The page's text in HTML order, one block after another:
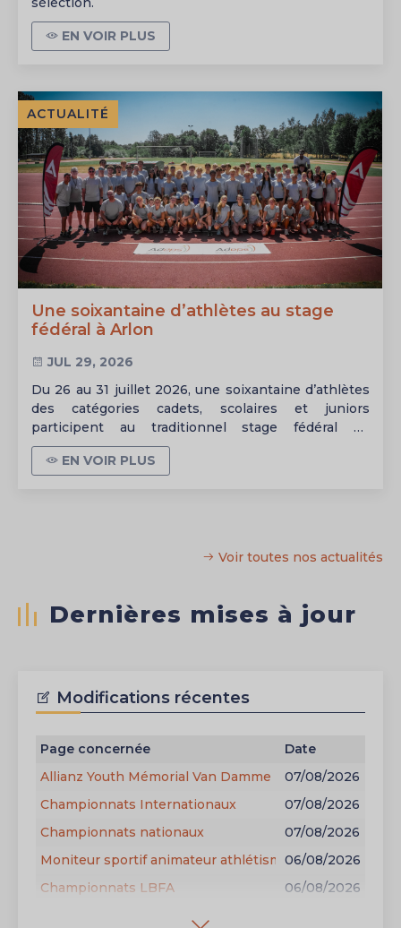
EN VOIR PLUS
ACTUALITÉ
Une soixantaine d’athlètes au stage
fédéral à Arlon
JUL 29, 2026
Du 26 au 31 juillet 2026, une soixantaine d’athlètes
des catégories cadets, scolaires et juniors
participent au traditionnel stage fédéral de
perfectionnement, organisé au Centre ADEPS de
l’Hydrion à Arlon.
EN VOIR PLUS
Voir toutes nos actualités
Dernières mises à jour
Modifications récentes
Page concernée
Date
Allianz Youth Mémorial Van Damme | Sélection
07/08/2026
Championnats Internationaux
07/08/2026
Championnats nationaux
07/08/2026
Moniteur sportif animateur athlétisme06/08/2026
Championnats LBFA
06/08/2026